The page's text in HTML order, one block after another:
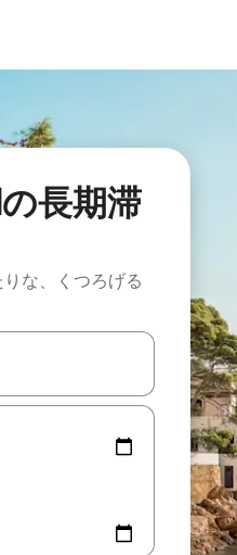
長期滞
な、くつろげる
矢印キーを使って移動するか